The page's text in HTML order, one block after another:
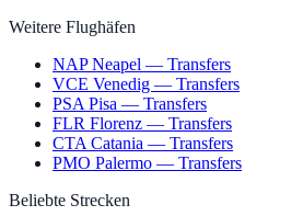
Weitere Flughäfen
NAP Neapel — Transfers
VCE Venedig — Transfers
PSA Pisa — Transfers
FLR Florenz — Transfers
CTA Catania — Transfers
PMO Palermo — Transfers
Beliebte Strecken